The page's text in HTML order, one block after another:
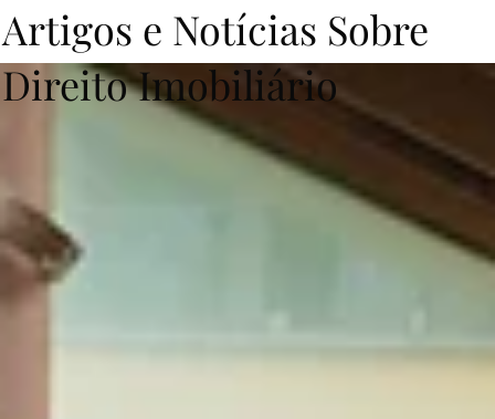
Artigos e Notícias Sobre
Direito Imobiliário